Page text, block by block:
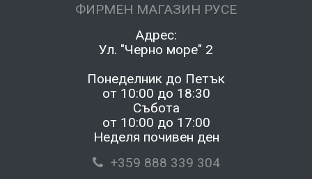
ФИРМЕН МАГАЗИН РУСЕ
Адрес:
Ул. "Черно море" 2
Понеделник до Петък
от 10:00 до 18:30
Събота
от 10:00 до 17:00
Неделя почивен ден
+359 888 339 304